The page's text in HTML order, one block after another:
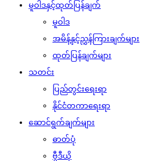
မူဝါဒနှင့်ထုတ်ပြန်ချက်
မူဝါဒ
အမိန့်နှင့်ညွှန်ကြားချက်များ
ထုတ်ပြန်ချက်များ
သတင်း
ပြည်တွင်းရေးရာ
နိုင်ငံတကာရေးရာ
ဆောင်ရွက်ချက်များ
ဓာတ်ပုံ
ဗွီဒီယို